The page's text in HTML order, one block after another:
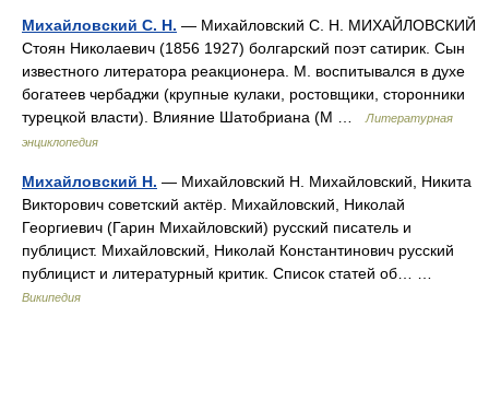
Михайловский С. Н. — Михайловский С. Н. МИХАЙЛОВСКИЙ
Стоян Николаевич (1856 1927) болгарский поэт сатирик. Сын
известного литератора реакционера. М. воспитывался в духе
богатеев чербаджи (крупные кулаки, ростовщики, сторонники
турецкой власти). Влияние Шатобриана (М …
Литературная
энциклопедия
Михайловский Н. — Михайловский Н. Михайловский, Никита
Викторович советский актёр. Михайловский, Николай
Георгиевич (Гарин Михайловский) русский писатель и
публицист. Михайловский, Николай Константинович русский
публицист и литературный критик. Список статей об… …
Википедия